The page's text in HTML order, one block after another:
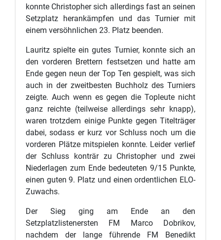
konnte Christopher sich allerdings fast an seinen
Setzplatz herankämpfen und das Turnier mit
einem versöhnlichen 23. Platz beenden.
Lauritz spielte ein gutes Turnier, konnte sich an
den vorderen Brettern festsetzen und hatte am
Ende gegen neun der Top Ten gespielt, was sich
auch in der zweitbesten Buchholz des Turniers
zeigte. Auch wenn es gegen die Topleute nicht
ganz reichte (teilweise allerdings sehr knapp),
waren trotzdem einige Punkte gegen Titelträger
dabei, sodass er kurz vor Schluss noch um die
vorderen Plätze mitspielen konnte. Leider verlief
der Schluss konträr zu Christopher und zwei
Niederlagen zum Ende bedeuteten 9/15 Punkte,
einen guten 9. Platz und einen ordentlichen ELO-
Zuwachs.
Der Sieg ging am Ende an den
Setzplatzlistenersten FM Marco Dobrikov,
nachdem der lange führende FM Benedikt